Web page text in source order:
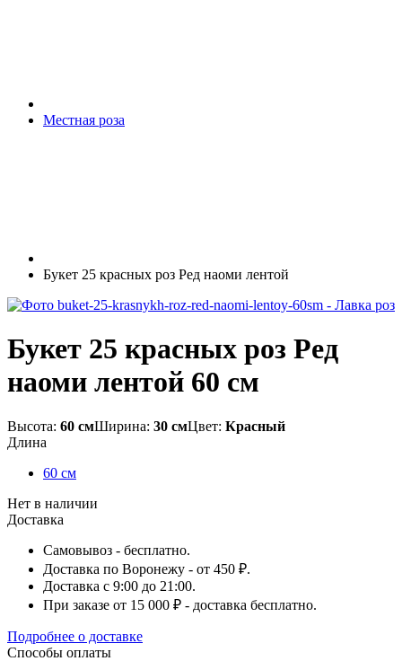
Местная роза
Букет 25 красных роз Ред наоми лентой
Букет 25 красных роз Ред
наоми лентой 60 см
Высота: 60 смШирина: 30 смЦвет: Красный
Длина
60 см
Нет в наличии
Доставка
Самовывоз - бесплатно.
Доставка по Воронежу - от 450 ₽.
Доставка с 9:00 до 21:00.
При заказе от 15 000 ₽ - доставка бесплатно.
Подробнее о доставке
Способы оплаты